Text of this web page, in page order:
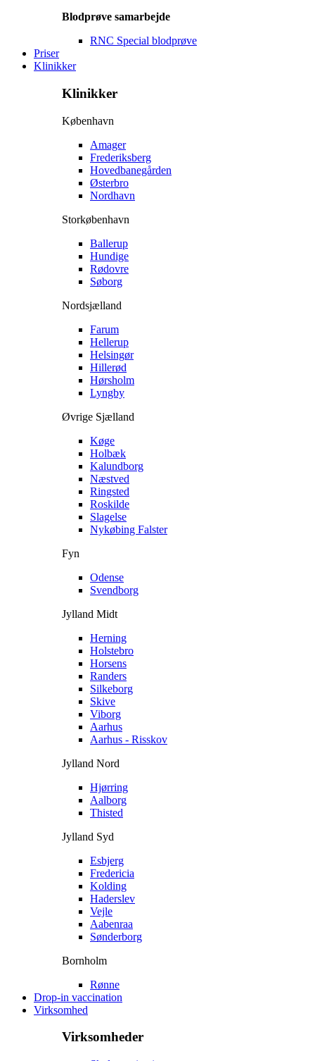
Blodprøve samarbejde
RNC Special blodprøve
Priser
Klinikker
Klinikker
København
Amager
Frederiksberg
Hovedbanegården
Østerbro
Nordhavn
Storkøbenhavn
Ballerup
Hundige
Rødovre
Søborg
Nordsjælland
Farum
Hellerup
Helsingør
Hillerød
Hørsholm
Lyngby
Øvrige Sjælland
Køge
Holbæk
Kalundborg
Næstved
Ringsted
Roskilde
Slagelse
Nykøbing Falster
Fyn
Odense
Svendborg
Jylland Midt
Herning
Holstebro
Horsens
Randers
Silkeborg
Skive
Viborg
Aarhus
Aarhus - Risskov
Jylland Nord
Hjørring
Aalborg
Thisted
Jylland Syd
Esbjerg
Fredericia
Kolding
Haderslev
Vejle
Aabenraa
Sønderborg
Bornholm
Rønne
Drop-in vaccination
Virksomhed
Virksomheder